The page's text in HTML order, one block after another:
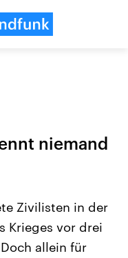
USA
Aktuelle Beiträge,
niemand
Zivilisten in der
Krieges vor drei
allein für